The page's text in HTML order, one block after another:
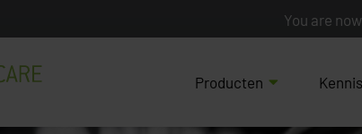
You are
Producten